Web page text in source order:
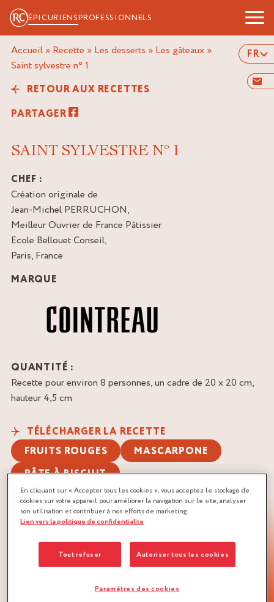
ÉPICURIENSPROFESSIONNELS
FR
Accueil » Recette » Les desserts » Les gâteaux »
saint sylvestre n° 1
RETOUR AUX RECETTES
PARTAGER
SAINT SYLVESTRE N° 1
CHEF :
Création originale de
Jean-Michel PERRUCHON,
Meilleur Ouvrier de France Pâtissier
Ecole Bellouet Conseil,
Paris, France
MARQUE
QUANTITÉ :
Recette pour environ 8 personnes, un cadre de 20 x 20 cm,
hauteur 4,5 cm
TÉLÉCHARGER LA RECETTE
FRUITS ROUGES
MASCARPONE
PÂTE À BISCUIT
En cliquant sur « Accepter tous les cookies », vous acceptez le stockage de
cookies sur votre appareil pour améliorer la navigation sur le site, analyser
son utilisation et contribuer à nos efforts de marketing.
Lien vers la politique de confidentialite
Tout refuser Autoriser tous les cookies
Paramètres des cookies